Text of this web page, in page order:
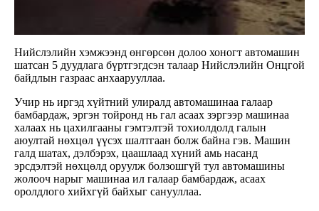
Нийслэлийн хэмжээнд өнгөрсөн долоо хоногт автомашин
шатсан 5 дуудлага бүртгэгдсэн талаар Нийслэлийн Онцгой
байдлын газраас анхаарууллаа.
Учир нь иргэд хүйтний улиралд автомашинаа галаар
бамбардаж, эргэн тойронд нь гал асаах зэргээр машинаа
халаах нь цахилгааны гэмтэлтэй тохиолдолд галын
аюултай нөхцөл үүсэх шалтгаан болж байна гэв. Машин
галд шатах, дэлбэрэх, цаашлаад хүний амь насанд
эрсдэлтэй нөхцөлд оруулж болзошгүй тул автомашины
жолооч нарыг машинаа ил галаар бамбардаж, асаах
оролдлого хийхгүй байхыг санууллаа.